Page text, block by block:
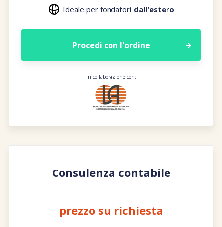
Ideale per fondatori dall'estero
Procedi con l'ordine
In collaborazione con:
Consulenza contabile
prezzo su richiesta